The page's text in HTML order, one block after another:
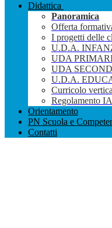
Didattica
Panoramica
Offerta
I progetti delle
U.D.A.
UDA
UDA
U.D.A.
Curricolo
Regolamento
Orientamento
PN Scuola e
Contatti